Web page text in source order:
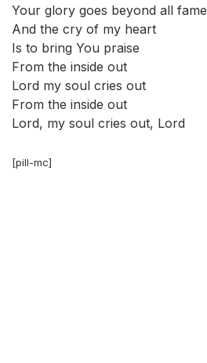
Your glory goes beyond all fame
And the cry of my heart
Is to bring You praise
From the inside out
Lord my soul cries out
From the inside out
Lord, my soul cries out, Lord
[pill-mc]